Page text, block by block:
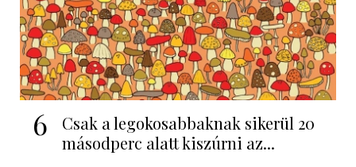
6
Csak a legokosabbaknak sikerül 20
másodperc alatt kiszúrni az...